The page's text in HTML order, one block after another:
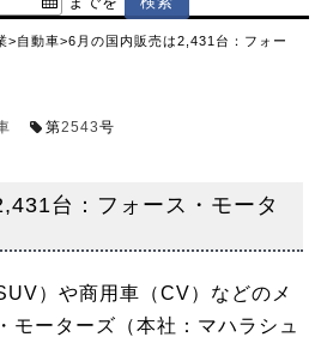
>自動車>6月の国内販売は2,431台：フォー
第2543号
台：フォース・モータ
）や商用車（CV）などのメ
モーターズ（本社：マハラシュ